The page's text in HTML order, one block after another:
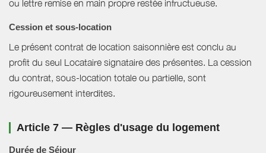
ou lettre remise en main propre restée infructueuse.
Cession et sous-location
Le présent contrat de location saisonnière est conclu au
profit du seul Locataire signataire des présentes. La cession
du contrat, sous-location totale ou partielle, sont
rigoureusement interdites.
Article 7 — Règles d'usage du logement
Durée de Séjour